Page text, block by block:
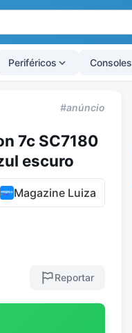
Periféricos Consoles
#anúncio
7c SC7180
escuro
Magazine Luiza
Reportar